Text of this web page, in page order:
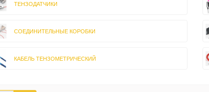
ТЕНЗОДАТЧИКИ
СОЕДИНИТЕЛЬНЫЕ КОРОБКИ
КАБЕЛЬ ТЕНЗОМЕТРИЧЕСКИЙ